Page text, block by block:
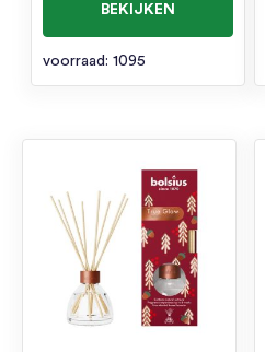
BEKIJKEN
voorraad: 1095